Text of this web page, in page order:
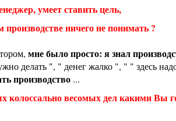
умеет ставить цель,
ничего не понимать ?
мне было просто: я знал
делать ", " денег жалко ", " " здесь
производство ...
колоссально весомых дел какими Вы